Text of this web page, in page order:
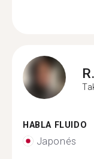
R.
HABLA FLUIDO
Japonés